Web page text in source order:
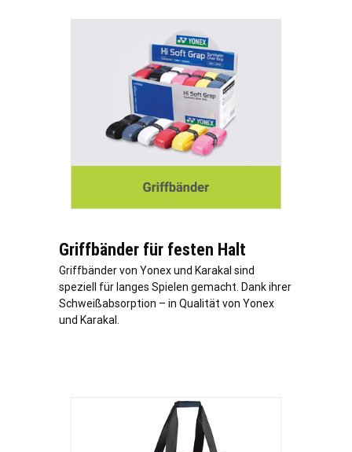
Griffbänder für festen Halt
Griffbänder von Yonex und Karakal sind
speziell für langes Spielen gemacht. Dank ihrer
Schweißabsorption – in Qualität von Yonex
und Karakal.